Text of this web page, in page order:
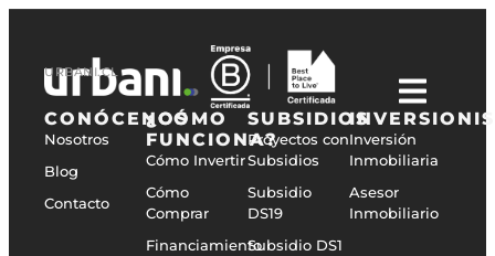
URBANI.CL
CONÓCENOS
Nosotros
Blog
Contacto
¿CÓMO
FUNCIONA?
Cómo Invertir
Cómo
Comprar
Financiamiento
SUBSIDIOS
Proyectos con
Subsidios
Subsidio
DS19
Subsidio DS1
Inversión
Inmobiliaria
Asesor
Inmobiliario